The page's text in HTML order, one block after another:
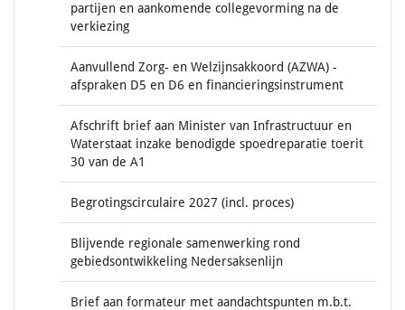
partijen en aankomende collegevorming na de
verkiezing
Aanvullend Zorg- en Welzijnsakkoord (AZWA) -
afspraken D5 en D6 en financieringsinstrument
Afschrift brief aan Minister van Infrastructuur en
Waterstaat inzake benodigde spoedreparatie toerit
30 van de A1
Begrotingscirculaire 2027 (incl. proces)
Blijvende regionale samenwerking rond
gebiedsontwikkeling Nedersaksenlijn
Brief aan formateur met aandachtspunten m.b.t.